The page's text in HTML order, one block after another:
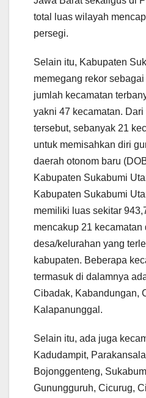
total luas wilayah
persegi.
Selain itu, Kabupaten
memegang rekor
jumlah kecamatan
yakni 47 kecamatan. Dari
tersebut, sebanyak 21
untuk memisahkan diri
daerah otonom baru
Kabupaten Sukabumi
Kabupaten Sukabumi
memiliki luas sekitar
mencakup 21 kecamatan
desa/kelurahan yang
kabupaten. Beberapa
termasuk di dalamnya
Cibadak, Kabandungan,
Kalapanunggal.
Selain itu, ada juga
Kadudampit,
Bojonggenteng,
Gunungguruh, Cicurug,